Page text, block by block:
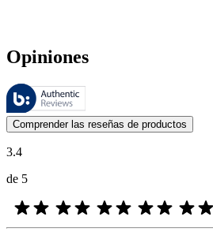
Opiniones
Estas reseñas las gestiona Bazaarvoice
Las opiniones de los clientes en forma
Comprender las reseñas de productos
3.4
de 5